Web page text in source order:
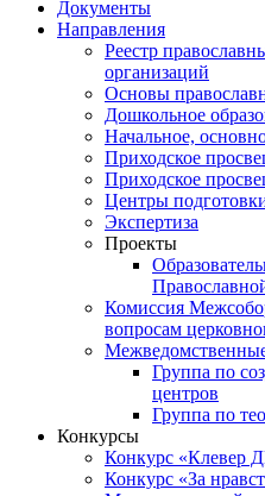
Документы
Направления
Реестр
организаций
Основы
Дошкольное
Начальное,
Приходское
Приходское
Центры
Экспертиза
Проекты
Комиссия
вопросам
Группа по
центров
Группа по
Конкурсы
Конкурс «Клевер
Конкурс «За